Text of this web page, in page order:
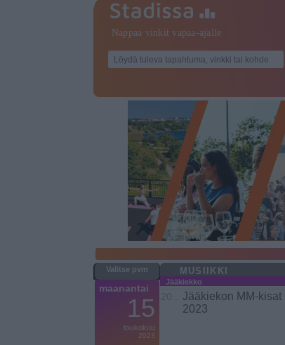
maanantai
15
toukokuu
2023
MUSIIKKI
Jääkiekko
Jääkiekon MM-kisat
2023